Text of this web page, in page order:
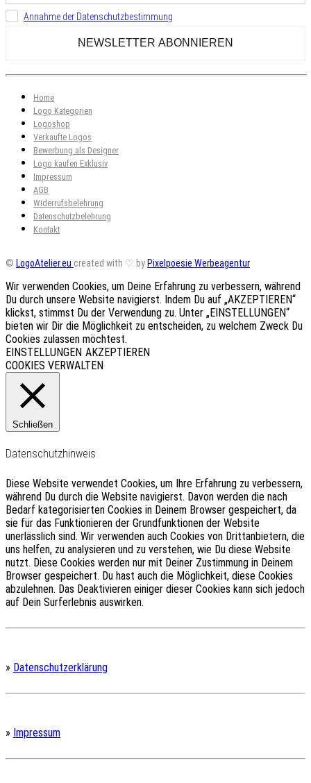
Annahme der Datenschutzbestimmung
Home
Logo Kategorien
Logoshop
Verkaufte Logos
Bewerbung als Designer
Logo kaufen Exklusiv
Impressum
AGB
Widerrufsbelehrung
Datenschutzbelehrung
Kontakt
© LogoAtelier.eu created with ♡ by Pixelpoesie Werbeagentur
Wir verwenden Cookies, um Deine Erfahrung zu verbessern, während
Du durch unsere Website navigierst. Indem Du auf „AKZEPTIEREN“
klickst, stimmst Du der Verwendung zu. Unter „EINSTELLUNGEN“
bieten wir Dir die Möglichkeit zu entscheiden, zu welchem Zweck Du
Cookies zulassen möchtest.
EINSTELLUNGEN AKZEPTIEREN
COOKIES VERWALTEN
Schließen
Datenschutzhinweis
Diese Website verwendet Cookies, um Ihre Erfahrung zu verbessern,
während Du durch die Website navigierst. Davon werden die nach
Bedarf kategorisierten Cookies in Deinem Browser gespeichert, da
sie für das Funktionieren der Grundfunktionen der Website
unerlässlich sind. Wir verwenden auch Cookies von Drittanbietern, die
uns helfen, zu analysieren und zu verstehen, wie Du diese Website
nutzt. Diese Cookies werden nur mit Deiner Zustimmung in Deinem
Browser gespeichert. Du hast auch die Möglichkeit, diese Cookies
abzulehnen. Das Deaktivieren einiger dieser Cookies kann sich jedoch
auf Dein Surferlebnis auswirken.
» Datenschutzerklärung
» Impressum